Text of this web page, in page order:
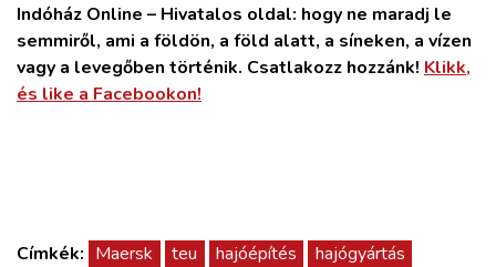
Indóház Online – Hivatalos oldal: hogy ne maradj le
semmiről, ami a földön, a föld alatt, a síneken, a vízen
vagy a levegőben történik. Csatlakozz hozzánk! Klikk,
és like a Facebookon!
Címkék: Maersk teu hajóépítés
hajógyártás